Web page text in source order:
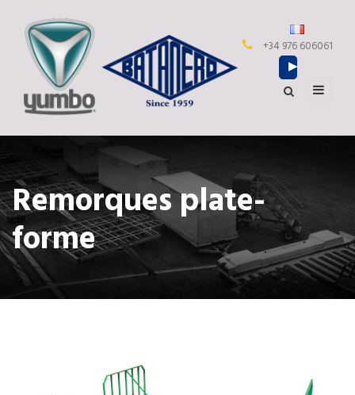
+34 976 606061
Remorques plate-
forme